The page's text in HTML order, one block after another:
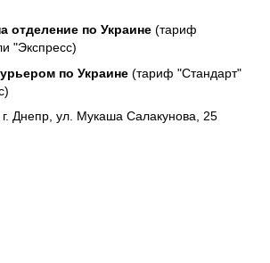
отделение по Украине (тариф
"Экспресс)
по Украине (тариф "Стандарт"
г. Днепр, ул. Мукаша Салакунова, 25